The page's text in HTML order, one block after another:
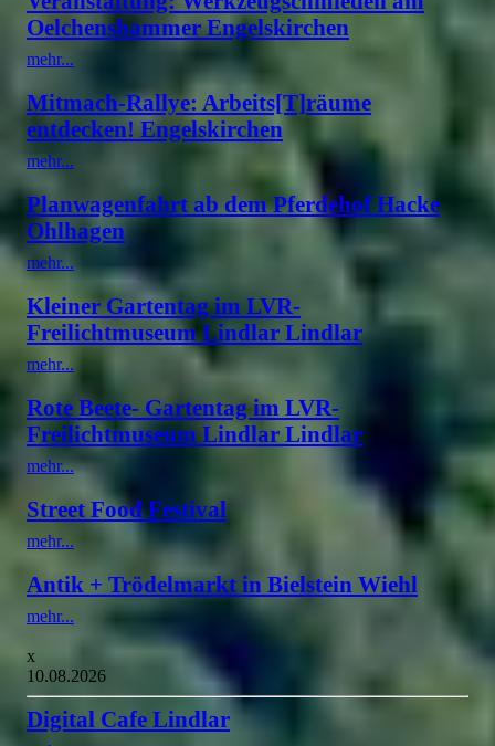
Oelchenshammer Engelskirchen
mehr...
Mitmach-Rallye: Arbeits[T]räume
entdecken! Engelskirchen
mehr...
Planwagenfahrt ab dem Pferdehof Hacke
Ohlhagen
mehr...
Kleiner Gartentag im LVR-
Freilichtmuseum Lindlar Lindlar
mehr...
Rote Beete- Gartentag im LVR-
Freilichtmuseum Lindlar Lindlar
mehr...
Street Food Festival
mehr...
Antik + Trödelmarkt in Bielstein Wiehl
mehr...
x
10.08.2026
Digital Cafe Lindlar